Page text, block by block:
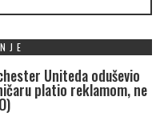
Uniteda oduševio
platio reklamom, ne